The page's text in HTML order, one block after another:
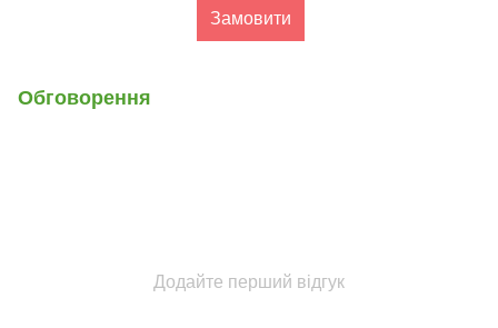
Замовити
Обговорення
Додайте перший відгук